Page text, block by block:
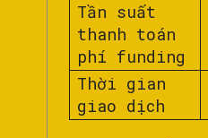
Tần suất
thanh toán
phí funding
Thời gian
giao dịch